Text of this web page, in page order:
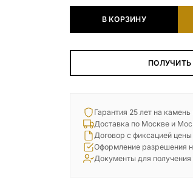
В КОРЗИНУ
Гарантия 25 лет на камень
Доставка по Москве и
Договор с фиксацией цены
Оформление разрешения
Документы для